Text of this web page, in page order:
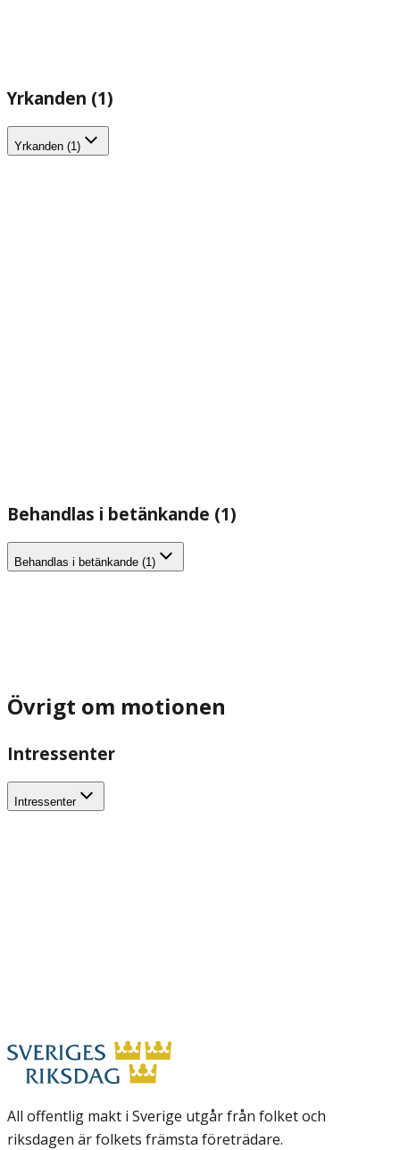
Yrkanden (1)
Yrkanden (1)
Behandlas i betänkande (1)
Behandlas i betänkande (1)
Övrigt om motionen
Intressenter
Intressenter
All offentlig makt i Sverige utgår från folket och
riksdagen är folkets främsta företrädare.